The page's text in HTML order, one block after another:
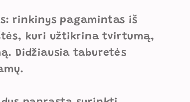
rinkinys pagamintas iš
kuri užtikrina tvirtumą,
Didžiausia taburetės